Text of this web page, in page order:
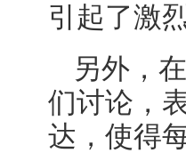
引起了激
另外，
们讨论，
达，使得